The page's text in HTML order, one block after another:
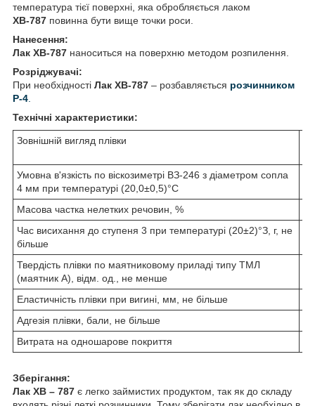
температура тієї поверхні, яка обробляється лаком
ХВ-787 повинна бути вище точки роси.
Нанесення:
Лак ХВ-787 наноситься на поверхню методом розпилення.
Розріджувачі:
При необхідності Лак ХВ-787 – розбавляється розчинником
Р-4
Технічні характеристики:
Зовнішній вигляд плівки
Умовна в'язкість по віскозиметрі ВЗ-246 з діаметром сопла
4 мм при температурі (20,0±0,5)°С
Масова частка нелетких речовин, %
Час висихання до ступеня 3 при температурі (20±2)°З, г, не
більше
Твердість плівки по маятниковому приладі типу ТМЛ
(маятник А), відм. од., не менше
Еластичність плівки при вигині, мм, не більше
Адгезія плівки, бали, не більше
Витрата на одношарове покриття
Зберігання:
Лак ХВ – 787 є легко займистих продуктом, так як до складу